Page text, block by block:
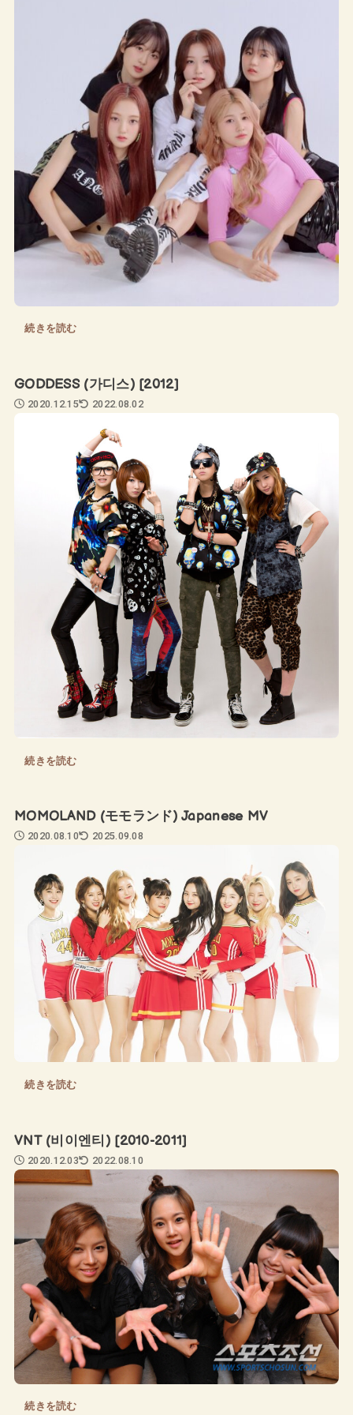
続きを読む
GODDESS (가디스) [2012]
2020.12.15 2022.08.02
続きを読む
MOMOLAND (モモランド) Japanese MV
2020.08.10 2025.09.08
続きを読む
VNT (비이엔티) [2010-2011]
2020.12.03 2022.08.10
続きを読む